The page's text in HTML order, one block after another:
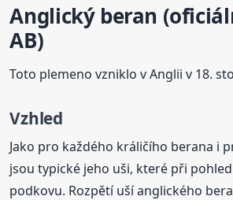
Anglický beran
AB)
Toto plemeno vzniklo v Anglii v 18.
Vzhled
Jako pro každého králičího berana i
jsou typické jeho uši, které při
podkovu. Rozpětí uší anglického